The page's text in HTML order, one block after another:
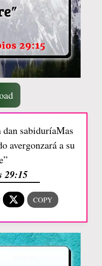
sabiduríaMas
avergonzará a su
29:15